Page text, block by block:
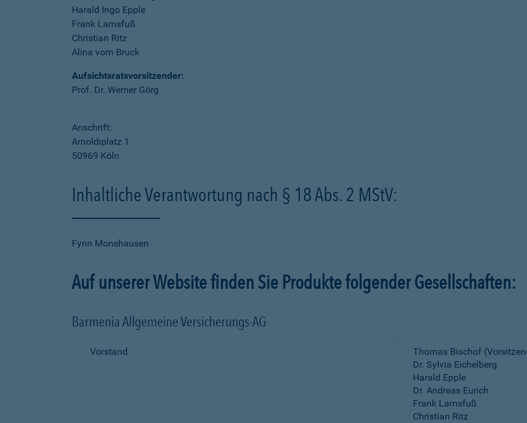
Harald Ingo Epple
Frank Lamsfuß
Christian Ritz
Alina vom Bruck
Aufsichtsratsvorsitzender:
Prof. Dr. Werner Görg
Anschrift:
Arnoldiplatz 1
50969 Köln
Inhaltliche Verantwortung nach § 18 Abs. 2 MStV:
Fynn Monshausen
Auf unserer Website finden Sie Produkte folgender Gesellschaften:
Barmenia Allgemeine Versicherungs-AG
Vorstand
Thomas Bischof
Dr. Sylvia Eichelberg
Harald Epple
Dr. Andreas Eurich
Frank Lamsfuß
Christian Ritz